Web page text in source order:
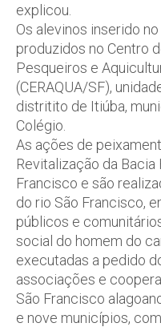
explicou.
Os alevinos inserido
produzidos no Centro
Pesqueiros e
(CERAQUA/SF),
distritito de Itiúba,
Colégio.
As ações de
Revitalização da
Francisco e são
do rio São Francisco,
públicos e
social do homem do
executadas a pedido
associações e
São Francisco
e nove municípios,